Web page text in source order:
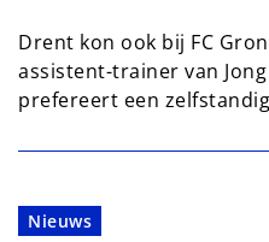
Drent kon ook bij FC
assistent-trainer van
prefereert een
Nieuws